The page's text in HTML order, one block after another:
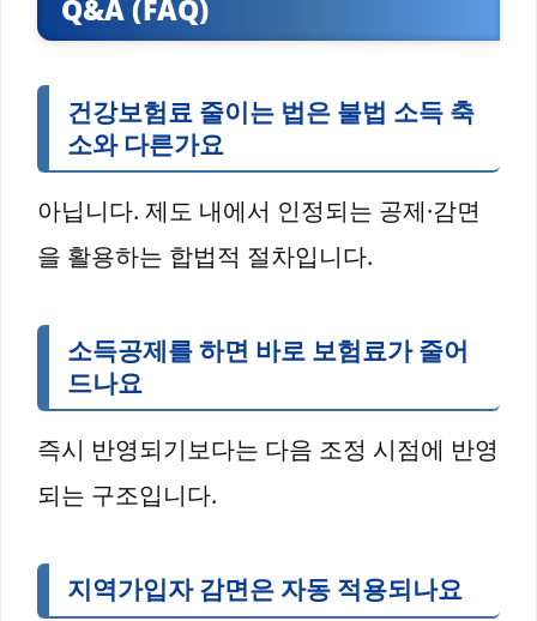
Q&A (FAQ)
건강보험료 줄이는 법은 불법 소득 축
소와 다른가요
아닙니다. 제도 내에서 인정되는 공제·감면
을 활용하는 합법적 절차입니다.
소득공제를 하면 바로 보험료가 줄어
드나요
즉시 반영되기보다는 다음 조정 시점에 반영
되는 구조입니다.
지역가입자 감면은 자동 적용되나요